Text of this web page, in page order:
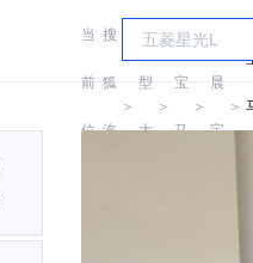
当
前
位
搜
狐
汽
＞
车
型
大
＞
宝
马
＞
华
晨
宝
＞